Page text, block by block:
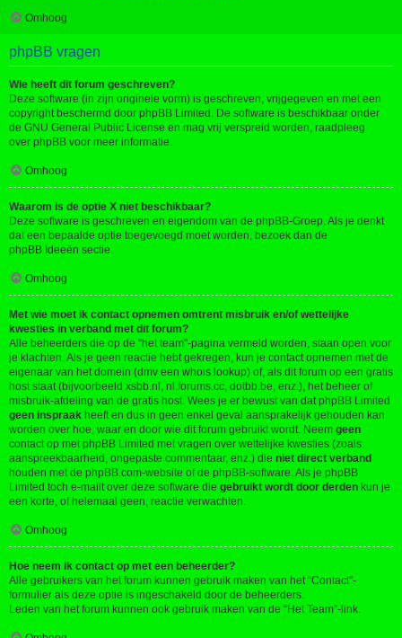
Omhoog
phpBB vragen
Wie heeft dit forum geschreven?
Deze software (in zijn originele vorm) is geschreven, vrijgegeven en met een
copyright beschermd door phpBB Limited . De software is beschikbaar onder
de GNU General Public License en mag vrij verspreid worden, raadpleeg
over phpBB voor meer informatie.
Omhoog
Waarom is de optie X niet beschikbaar?
Deze software is geschreven en eigendom van de phpBB-Groep. Als je denkt
dat een bepaalde optie toegevoegd moet worden, bezoek dan de
phpBB Ideeën sectie.
Omhoog
Met wie moet ik contact opnemen omtrent misbruik en/of wettelijke
kwesties in verband met dit forum?
Alle beheerders die op de "het team"-pagina vermeld worden, staan open voor
je klachten. Als je geen reactie hebt gekregen, kun je contact opnemen met de
eigenaar van het domein (dmv een whois lookup) of, als dit forum op een gratis
host staat (bijvoorbeeld xsbb.nl, nl.forums.cc, dotbb.be, enz.), het beheer of
misbruik-afdeling van de gratis host. Wees je er bewust van dat phpBB Limited
geen inspraak heeft en dus in geen enkel geval aansprakelijk gehouden kan
worden over hoe, waar en door wie dit forum gebruikt wordt. Neem geen
contact op met phpBB Limited met vragen over wettelijke kwesties (zoals
aanspreekbaarheid, ongepaste commentaar, enz.) die niet direct verband
houden met de phpBB.com-website of de phpBB-software. Als je phpBB
Limited toch e-mailt over deze software die gebruikt wordt door derden kun je
een korte, of helemaal geen, reactie verwachten.
Omhoog
Hoe neem ik contact op met een beheerder?
Alle gebruikers van het forum kunnen gebruik maken van het “Contact”-
formulier als deze optie is ingeschakeld door de beheerders.
Leden van het forum kunnen ook gebruik maken van de “Het Team”-link.